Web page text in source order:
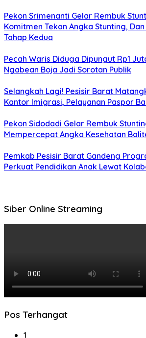
Pekon Srimenanti Gelar Rembuk
Komitmen Tekan Angka Stunting, Dan
Tahap Kedua
Pecah Waris Diduga Dipungut Rp1
Ngabean Boja Jadi Sorotan Publik
Selangkah Lagi! Pesisir Barat
Kantor Imigrasi, Pelayanan Paspor
Pekon Sidodadi Gelar Rembuk
Mempercepat Angka Kesehatan
Pemkab Pesisir Barat Gandeng
Perkuat Pendidikan Anak Lewat
Siber Online Streaming
Pos Terhangat
1